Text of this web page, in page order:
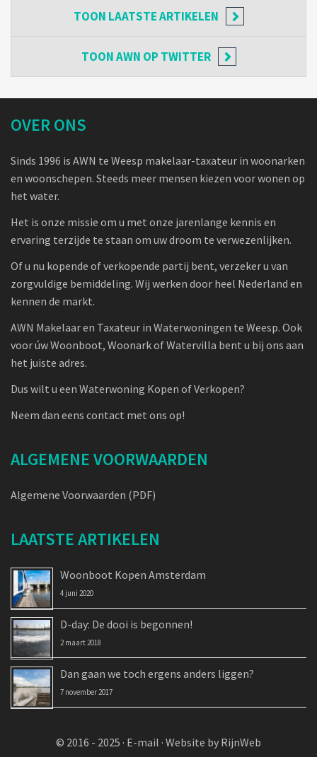
TOON LAATSTE ARTIKELEN
TOONAWN OP TWITTER
OVER ONS
Sinds 1996 is AWN te Weesp makelaar-taxateur in woonarken
en woonschepen. Steeds meer mensen kiezen voor wonen op
het water.
Het is onze missie om u met onze jarenlange kennis en
ervaring terzijde te staan om uw droom te verwezenlijken.
Of u nu kopende of verkopende partij bent, verzeker u van
zorgvuldige bemiddeling. Wij werken door heel Nederland en
kennen de markt.
AWN Makelaar en Taxateur in Waterwoningen te Weesp. Ook
voor úw Woonboot, Woonark of Watervilla bent u bij ons aan
het juiste adres.
Dus wilt u een Waterwoning Kopen of Verkopen?
Neem dan eens contact met ons op!
ALGEMENE VOORWAARDEN
Algemene Voorwaarden (PDF)
LAATSTE ARTIKELEN
Woonboot Kopen Amsterdam
4 juni 2020
D-day: De dooi is begonnen!
2 maart 2018
Dan gaan we toch ergens anders liggen?
7 november 2017
© 2016 - 2025 · E-mail · Website by RijnWeb